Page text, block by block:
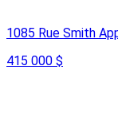
1085 Rue Smith
415 000 $